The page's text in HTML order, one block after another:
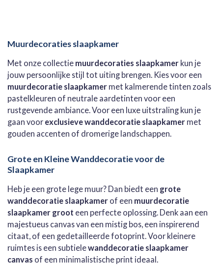
Muurdecoraties slaapkamer
Met onze collectie muurdecoraties slaapkamer kun je
jouw persoonlijke stijl tot uiting brengen. Kies voor een
muurdecoratie slaapkamer met kalmerende tinten zoals
pastelkleuren of neutrale aardetinten voor een
rustgevende ambiance. Voor een luxe uitstraling kun je
gaan voor exclusieve wanddecoratie slaapkamer met
gouden accenten of dromerige landschappen.
Grote en Kleine Wanddecoratie voor de
Slaapkamer
Heb je een grote lege muur? Dan biedt een grote
wanddecoratie slaapkamer of een muurdecoratie
slaapkamer groot een perfecte oplossing. Denk aan een
majestueus canvas van een mistig bos, een inspirerend
citaat, of een gedetailleerde fotoprint. Voor kleinere
ruimtes is een subtielewanddecoratie slaapkamer
canvas of een minimalistische print ideaal.